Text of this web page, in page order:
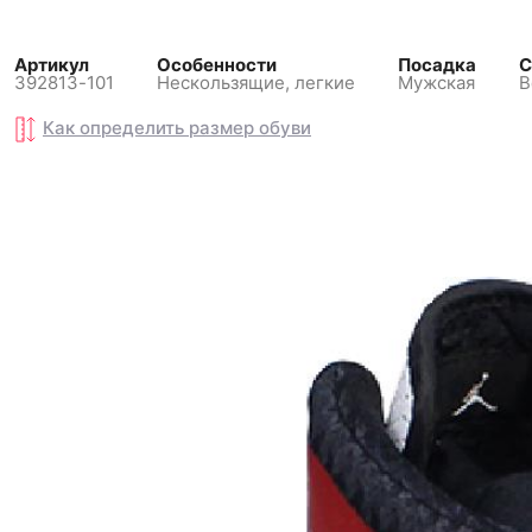
Артикул
392813-101
Особенности
Нескользящиe, легкие
Посадка
Мужская
Как определить размер обуви
Как определить размер обуви